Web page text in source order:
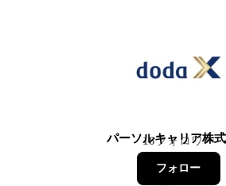
パーソルキャリア株
18フォロワー
フォロー